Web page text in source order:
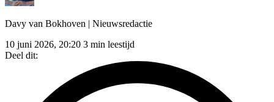
Davy van Bokhoven | Nieuwsredactie
10 juni 2026, 20:20 3 min leestijd
Deel dit: